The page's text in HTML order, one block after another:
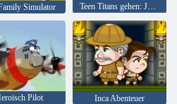
Simulator Teen Titans gehen: Jump Joss
Pilot
Inca Abenteuer